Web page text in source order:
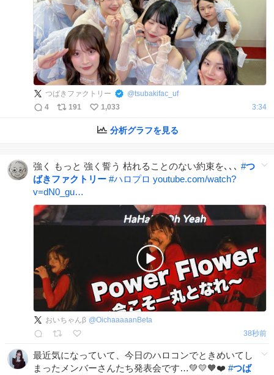
つばきファクトリー @tsubakifac_uf
4
191 1,033 3:34
分析グラフを見る
強く もっと 強く誓う 枯れることのない約束を､､､ #つ
ばきファクトリー #ハロプロ youtube.com/watch?
v=dN0_gu…
おいちゃんβ @OichaaaaanBeta
52秒前
最近気になっていて、今日のハロコンでときめいてし
まったメンバーさんたち発表会です…💚💛🧡❤️ #つば